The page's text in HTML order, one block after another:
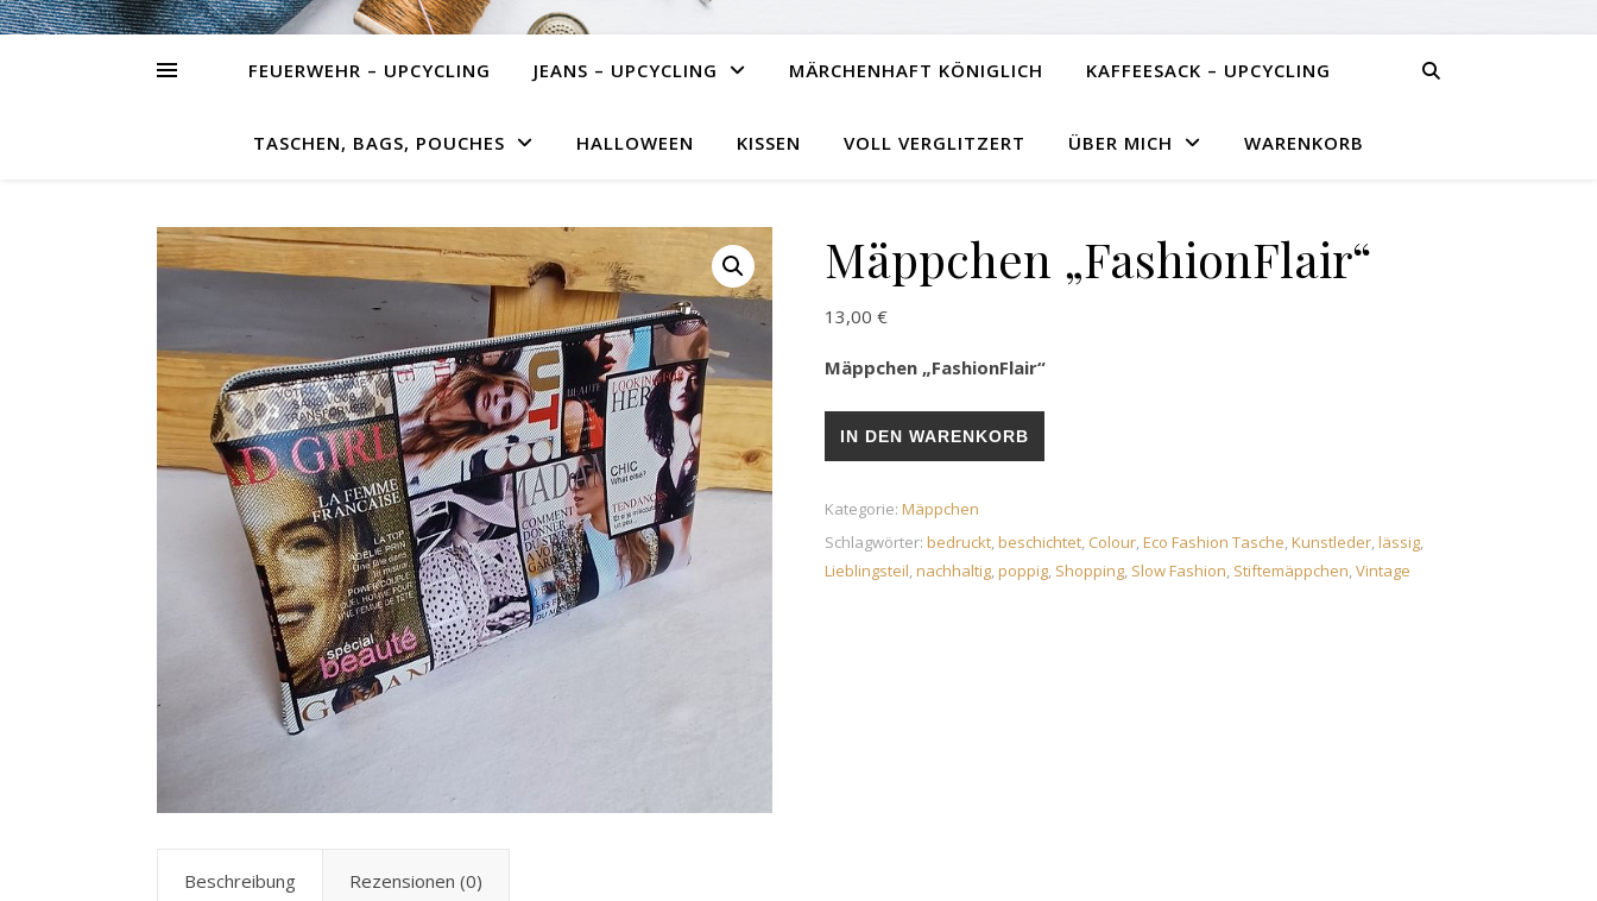
FEUERWEHR – UPCYCLING JEANS – UPCYCLING MÄRCHENHAFT KÖNIGLICH KAFFEESACK – UPCYCLING
TASCHEN, BAGS, POUCHES HALLOWEEN KISSEN VOLL VERGLITZERT ÜBER MICH WARENKORB
Mäppchen „FashionFlair“
13,00 €
Mäppchen „FashionFlair“
Mäppchen „FashionFlair“ Menge
IN DEN WARENKORB
Kategorie: Mäppchen
Schlagwörter: bedruckt,beschichtet, Colour,Eco Fashion Tasche,Kunstleder,lässig,
Lieblingsteil,nachhaltig,poppig, Shopping, Slow Fashion, Stiftemäppchen,Vintage
Beschreibung Rezensionen (0)